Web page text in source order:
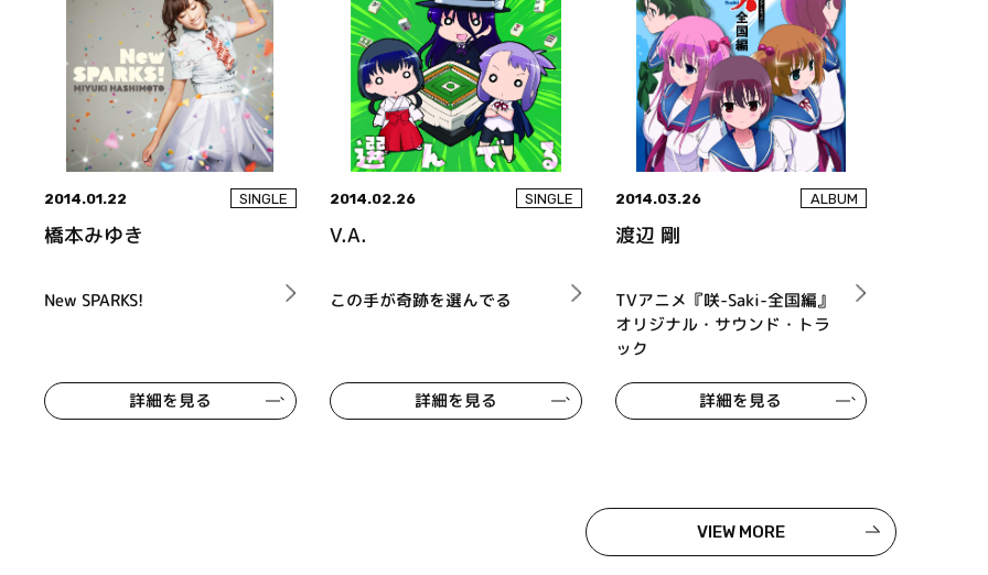
2014.01.22 SINGLE
橋本みゆき
New SPARKS!
詳細を見る
2014.02.26 SINGLE
V.A.
この手が奇跡を選んでる
詳細を見る
2014.03.26 ALBUM
渡辺 剛
TVアニメ『咲-Saki-全国編』
オリジナル・サウンド・トラ
ック
詳細を見る
VIEW MORE